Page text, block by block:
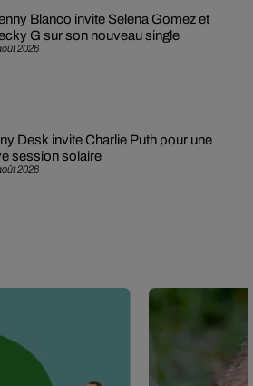
2026
Blanco invite Selena Gomez et
G sur son nouveau single
2026
Desk invite Charlie Puth pour une
session solaire